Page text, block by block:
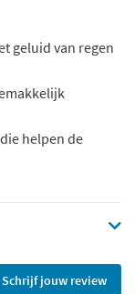
geluid van regen
helpen de
Schrijf jouw review